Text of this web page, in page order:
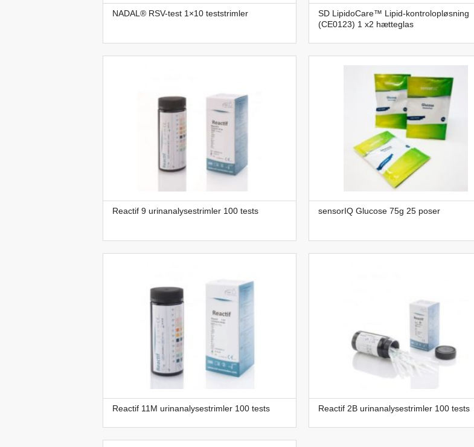
NADAL® RSV-test 1×10 teststrimler
SD LipidoCare™ Lipid-kontrolopløsning
(CE0123) 1 x2 hætteglas
Reactif 9 urinanalysestrimler 100 tests sensorIQ Glucose 75g 25 poser
Reactif 11M urinanalysestrimler 100 tests Reactif 2B urinanalysestrimler 100 tests